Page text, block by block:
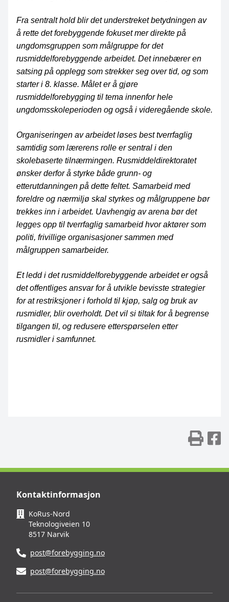
Fra sentralt hold blir det understreket betydningen av
å rette det forebyggende fokuset mer direkte på
ungdomsgruppen som målgruppe for det
rusmiddelforebyggende arbeidet. Det innebærer en
satsing på opplegg som strekker seg over tid, og som
starter i 8. klasse. Målet er å gjøre
rusmiddelforebygging til tema innenfor hele
ungdomsskoleperioden og også i videregående skole.
Organiseringen av arbeidet løses best tverrfaglig
samtidig som lærerens rolle er sentral i den
skolebaserte tilnærmingen. Rusmiddeldirektoratet
ønsker derfor å styrke både grunn- og
etterutdanningen på dette feltet. Samarbeid med
foreldre og nærmiljø skal styrkes og målgruppene bør
trekkes inn i arbeidet. Uavhengig av arena bør det
legges opp til tverrfaglig samarbeid hvor aktører som
politi, frivillige organisasjoner sammen med
målgruppen samarbeider.
Et ledd i det rusmiddelforebyggende arbeidet er også
det offentliges ansvar for å utvikle bevisste strategier
for at restriksjoner i forhold til kjøp, salg og bruk av
rusmidler, blir overholdt. Det vil si tiltak for å begrense
tilgangen til, og redusere etterspørselen etter
rusmidler i samfunnet.
Kontaktinformasjon
KoRus-Nord
Teknologiveien 10
8517 Narvik
post@forebygging.no
post@forebygging.no